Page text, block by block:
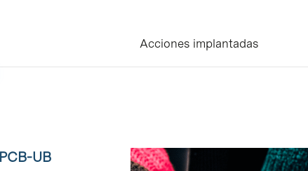
Acciones implantadas
UB